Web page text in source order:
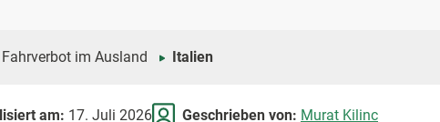
Fahrverbot im Ausland Italien
am: 17. Juli 2026 Geschrieben von: Murat Kilinc